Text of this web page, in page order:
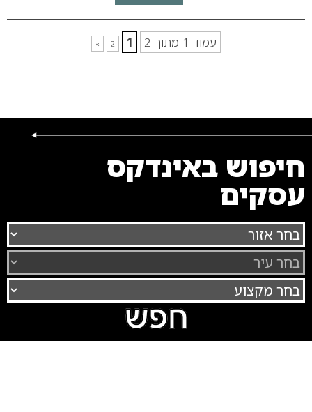
עמוד 1 מתוך 2 1
2
»
חיפוש באינדקס
עסקים